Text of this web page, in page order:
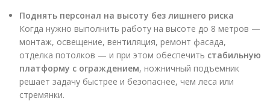
Поднять персонал на высоту без лишнего риска
Когда нужно выполнить работу на высоте до 8 метров —
монтаж, освещение, вентиляция, ремонт фасада,
отделка потолков — и при этом обеспечить стабильную
платформу с ограждением, ножничный подъемник
решает задачу быстрее и безопаснее, чем леса или
стремянки.